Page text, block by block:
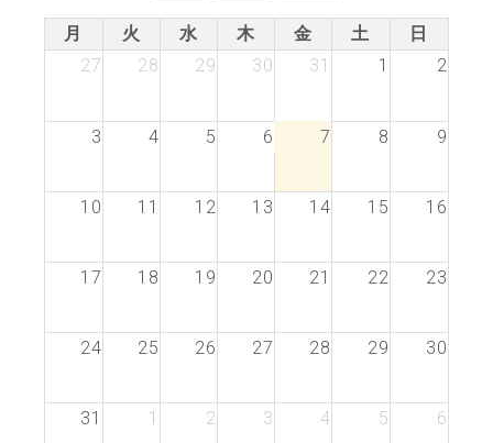
月 火 水 木 金 土
日
27
28 29 30 31 1 2
3 4 5 6 7 8 9
10 11 12 13 14 15 16
17 18 19 20 21 22 23
24 25 26 27 28 29 30
31 1 2 3 4 5 6